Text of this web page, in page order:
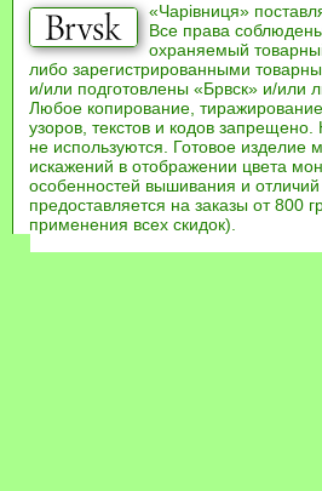
«Чарівниця»
Все права
охраняемый
либо зарегистрированными
и/или подготовлены «Брвск» и/или
Любое копирование,
узоров, текстов и кодов
не используются. Готовое изделие
искажений в отображении цвета
особенностей вышивания и
предоставляется на заказы от 800
применения всех скидок).